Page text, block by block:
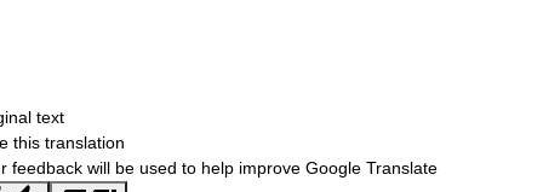
text
this translation
feedback will be used to help improve Google Translate